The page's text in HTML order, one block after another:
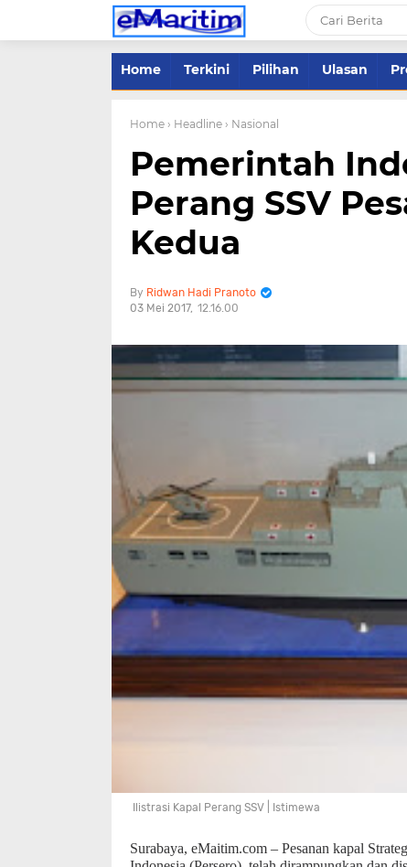
Home Terkini Pilihan Ulasan
Home › Headline › Nasional
Pemerintah
Perang SSV
Kedua
Ridwan Hadi Pranoto
03 Mei 2017 12.16.00
Ilistrasi Kapal Perang SSV | Istimewa
Surabaya, eMaitim.com – Pesanan kapal